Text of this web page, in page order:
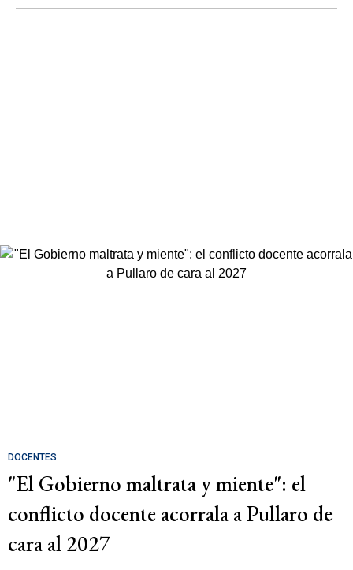
DOCENTES
"El Gobierno maltrata y miente": el
conflicto docente acorrala a Pullaro de
cara al 2027